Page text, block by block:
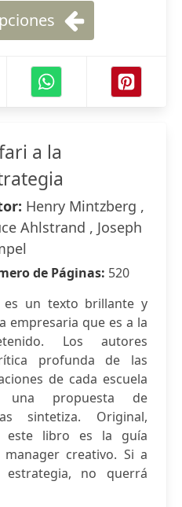
a la
Henry Mintzberg ,
Ahlstrand , Joseph
de Páginas: 520
es un texto brillante y
empresaria que es a la
Los autores
profunda de las
de cada escuela
propuesta de
sintetiza. Original,
este libro es la guía
creativo. Si a
no querrá